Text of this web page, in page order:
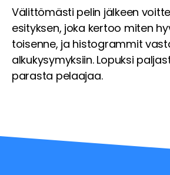
Välittömästi pelin jälkeen
esityksen, joka kertoo miten
toisenne, ja histogrammit
alkukysymyksiin. Lopuksi
parasta pelaajaa.